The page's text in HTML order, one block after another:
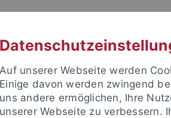
Auf unserer Webseite werden
Einige davon werden zwingend
uns andere ermöglichen, Ihre
unserer Webseite zu verbessern.